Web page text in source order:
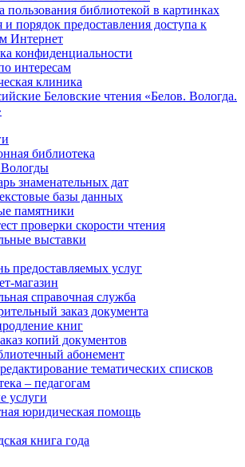
пользования библиотекой в картинках
и порядок предоставления доступа к
Интернет
конфиденциальности
интересам
клиника
Беловские чтения «Белов. Вологда.
библиотека
знаменательных дат
базы данных
памятники
проверки скорости чтения
выставки
предоставляемых услуг
магазин
справочная служба
заказ документа
книг
копий документов
абонемент
тематических списков
– педагогам
услуги
юридическая помощь
книга года